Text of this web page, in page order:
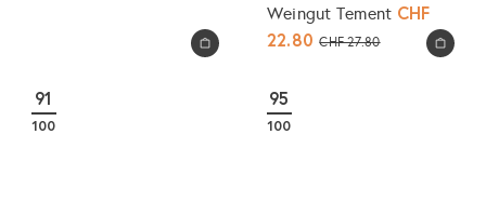
In den Warenkorb legen In den Warenkorb legen
Weingut Tement S
CHF
22.80N
CHF 27.80
91
100
95
100